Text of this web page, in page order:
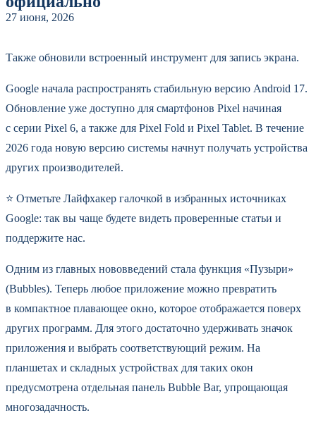
27 июня, 2026
Также обновили встроенный инструмент для запись экрана.
Google начала распространять стабильную версию Android 17.
Обновление уже доступно для смартфонов Pixel начиная
с серии Pixel 6, а также для Pixel Fold и Pixel Tablet. В течение
2026 года новую версию системы начнут получать устройства
других производителей.
⭐ Отметьте Лайфхакер галочкой в избранных источниках
Google: так вы чаще будете видеть проверенные статьи и
поддержите нас.
Одним из главных нововведений стала функция «Пузыри»
(Bubbles). Теперь любое приложение можно превратить
в компактное плавающее окно, которое отображается поверх
других программ. Для этого достаточно удерживать значок
приложения и выбрать соответствующий режим. На
планшетах и складных устройствах для таких окон
предусмотрена отдельная панель Bubble Bar, упрощающая
многозадачность.